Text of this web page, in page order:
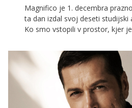
Magnifico je 1. decembra
ta dan izdal svoj deseti studijski
Ko smo vstopili v prostor, kjer
kombinacijo prazničnega
sproščenosti in topline, ki jo
v sebi nosi več desetletij
nas je pozdravil osebno, skoraj
povabil v svojo dnevno sobo.